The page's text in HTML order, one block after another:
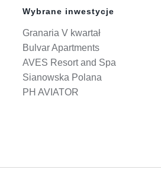
Wybrane inwestycje
Granaria V kwartał
Bulvar Apartments
AVES Resort and Spa
Sianowska Polana
PH AVIATOR